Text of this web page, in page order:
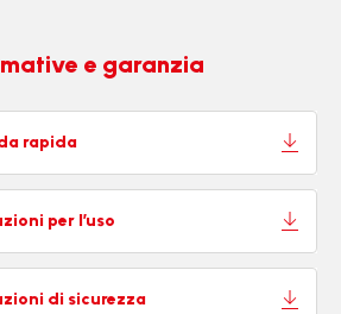
e garanzia
rapida
per l’uso
di sicurezza